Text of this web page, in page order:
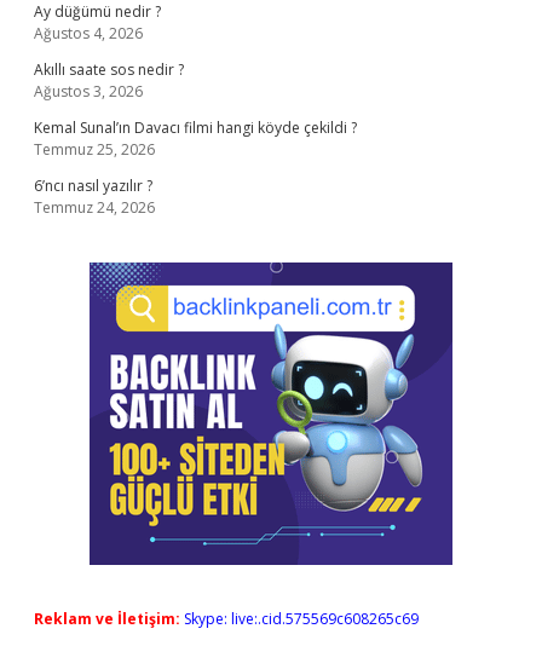
Ay düğümü nedir ?
Ağustos 4, 2026
Akıllı saate sos nedir ?
Ağustos 3, 2026
Kemal Sunal’ın Davacı filmi hangi köyde çekildi ?
Temmuz 25, 2026
6’ncı nasıl yazılır ?
Temmuz 24, 2026
Reklam ve İletişim: Skype: live:.cid.575569c608265c69